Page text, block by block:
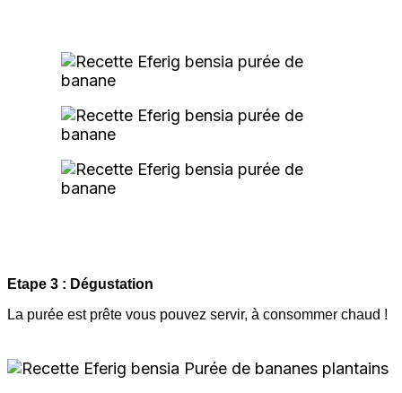
Etape 3 : Dégustation
La purée est prête vous pouvez servir, à consommer chaud !